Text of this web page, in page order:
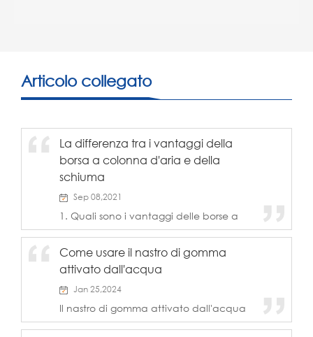
Articolo collegato
La differenza tra i vantaggi della
borsa a colonna d'aria e della
schiuma
Sep 08,2021
1. Quali sono i vantaggi delle borse a
colonna d'aria sulla schiuma?
d'aria con schiuma (un prodotto
utilizzato per produ...
Come usare il nastro di gomma
attivato dall'acqua
Jan 25,2024
Il nastro di gomma attivato dall'acqua
è un prodotto unico che ha